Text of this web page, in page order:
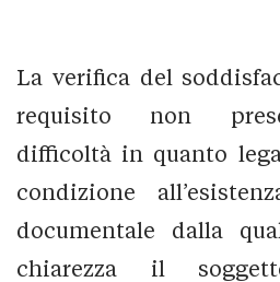
La verifica del
requisito non
difficoltà in quanto
condizione
documentale dalla
chiarezza il